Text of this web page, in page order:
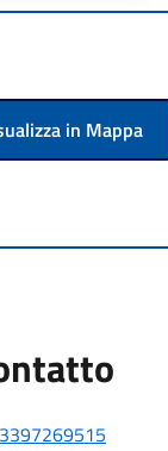
in Mappa
3397269515